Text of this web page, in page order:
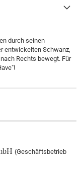
durch seinen
entwickelten Schwanz,
Rechts bewegt. Für
(Geschäftsbetrieb